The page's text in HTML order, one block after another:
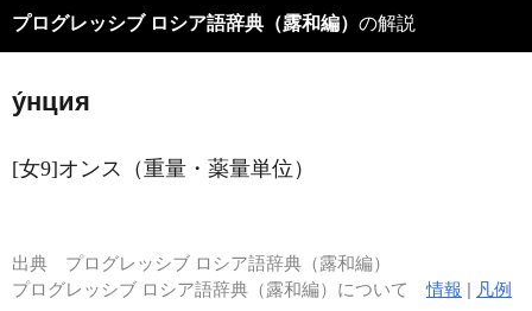
プログレッシブ ロシア語辞典（露和編） の解説
у́нция
[女9]オンス（重量・薬量単位）
出典 プログレッシブ ロシア語辞典（露和編）
プログレッシブ ロシア語辞典（露和編）について情報 | 凡例